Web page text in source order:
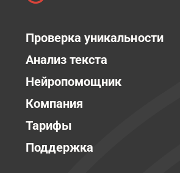
Проверка уникальности
Анализ текста
Нейропомощник
Компания
Тарифы
Поддержка